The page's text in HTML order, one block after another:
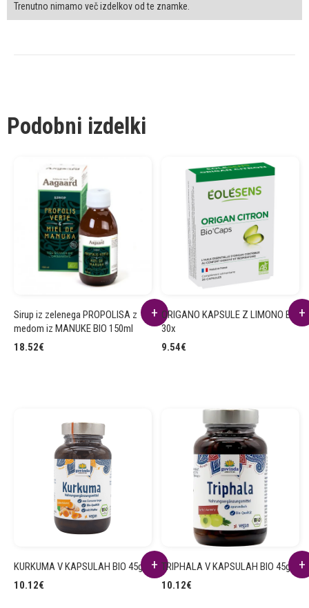
Trenutno nimamo več izdelkov od te znamke.
Podobni izdelki
Sirup iz zelenega PROPOLISA z
medom iz MANUKE BIO 150ml
18.52€
ORIGANO KAPSULE Z LIMONO BIO
30x
9.54€
KURKUMA V KAPSULAH BIO 45g
10.12€
TRIPHALA V KAPSULAH BIO 45g
10.12€